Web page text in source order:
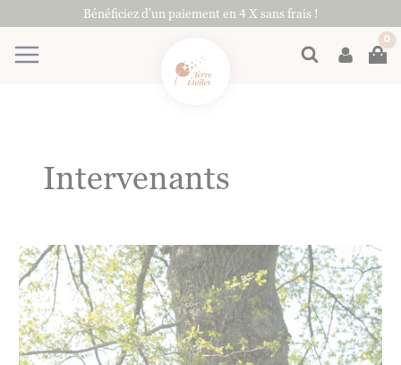
au
Bénéficiez d'un paiement en 4 X sans frais !
Rechercher
Intervenants